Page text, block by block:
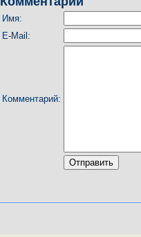
Имя:
E-Mail:
Комментарий: